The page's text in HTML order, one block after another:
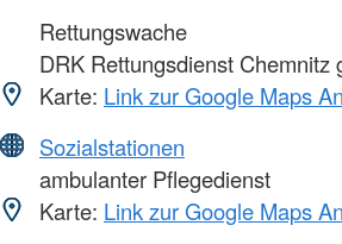
Rettungswache
DRK Rettungsdienst Chemnitz
Karte: Link zur Google Maps
Sozialstationen
ambulanter Pflegedienst
Karte: Link zur Google Maps